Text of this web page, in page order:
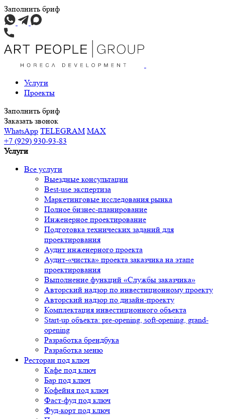
Заполнить бриф
Услуги
Проекты
Заполнить бриф
Заказать звонок
WhatsApp TELEGRAM MAX
+7 (929) 930-93-83
Услуги
Все услуги
Выездные консультации
Best-use экспертиза
Маркетинговые исследования рынка
Полное бизнес-планирование
Инженерное проектирование
Подготовка технических заданий для
проектирования
Аудит инженерного проекта
Аудит-«чистка» проекта заказчика на этапе
проектирования
Выполнение функций «Службы заказчика»
Авторский надзор по инвестиционному проекту
Авторский надзор по дизайн-проекту
Комплектация инвестиционного объекта
Start-up объекта: pre-opening, soft-opening, grand-
opening
Разработка брендбука
Разработка меню
Ресторан под ключ
Кафе под ключ
Бар под ключ
Кофейня под ключ
Фаст-фуд под ключ
Фуд-корт под ключ